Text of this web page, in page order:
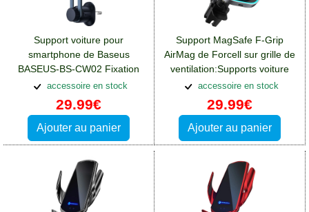
Support voiture pour
smartphone de Baseus
BASEUS-BS-CW02 Fixation
magsafe:Supports voiture
Crosscall Spider X4
accessoire en stock
29.99€
Ajouter au panier
Support MagSafe F-Grip
AirMag de Forcell sur grille de
ventilation:Supports voiture
Crosscall Spider X4
accessoire en stock
29.99€
Ajouter au panier